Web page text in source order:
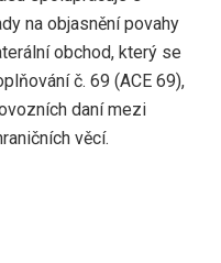
na objasnění povahy
obchod, který se
č. 69 (ACE 69),
daní mezi
věcí.